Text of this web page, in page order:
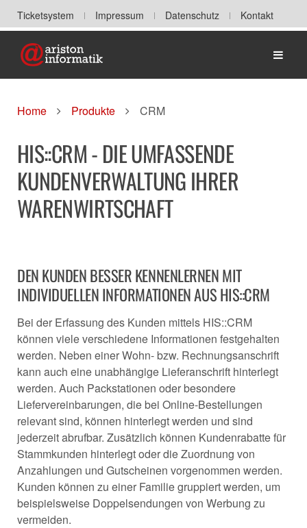
Ticketsystem Impressum Datenschutz
Kontakt
Home
Home Produkte CRM
HIS::CRM - DIE UMFASSENDE
KUNDENVERWALTUNG IHRER
WARENWIRTSCHAFT
DEN KUNDEN BESSER KENNENLERNEN MIT
INDIVIDUELLEN INFORMATIONEN AUS HIS::CRM
Bei der Erfassung des Kunden mittels HIS::CRM
können viele verschiedene Informationen festgehalten
werden. Neben einer Wohn- bzw. Rechnungsanschrift
kann auch eine unabhängige Lieferanschrift hinterlegt
werden. Auch Packstationen oder besondere
Liefervereinbarungen, die bei Online-Bestellungen
relevant sind, können hinterlegt werden und sind
jederzeit abrufbar. Zusätzlich können Kundenrabatte für
Stammkunden hinterlegt oder die Zuordnung von
Anzahlungen und Gutscheinen vorgenommen werden.
Kunden können zu einer Familie gruppiert werden, um
beispielsweise Doppelsendungen von Werbung zu
vermeiden.